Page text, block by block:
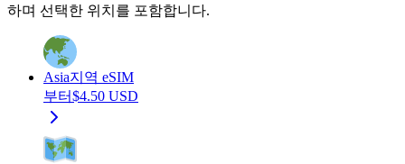
하며 선택한 위치를 포함합니다.
Asia지역 eSIM
부터$4.50 USD